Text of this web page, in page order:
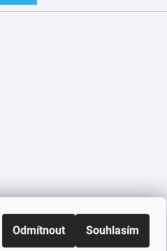
Odmítnout Souhlasím